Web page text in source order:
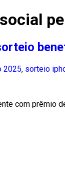
2025, sorteio
com prêmio